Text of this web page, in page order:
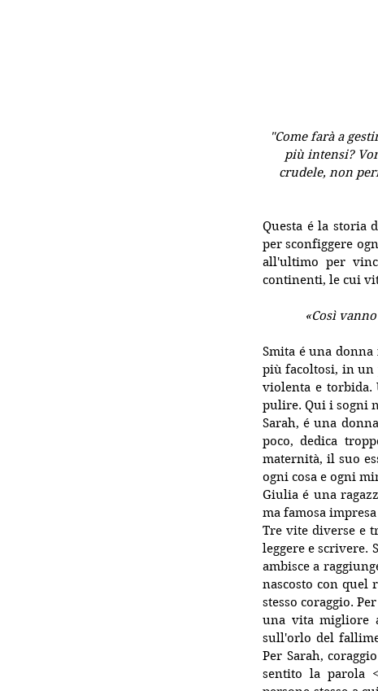
"Come farà a
più intensi?
crudele, non
Questa é la storia
per sconfiggere
all'ultimo per
continenti, le cui
«Così
Smita é una
più facoltosi, in un
violenta e torbida.
pulire. Qui i sogni
Sarah, é una
poco, dedica
maternità, il suo
ogni cosa e ogni
Giulia é una
ma famosa
Tre vite diverse e
leggere e scrivere.
ambisce a
nascosto con quel
stesso coraggio.
una vita migliore
sull'orlo del
Per Sarah,
sentito la parola